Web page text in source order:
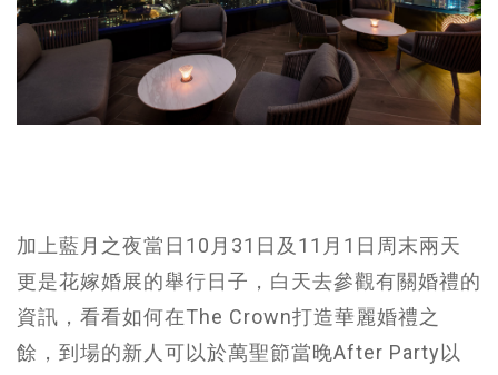
加上藍月之夜當日10月31日及11月1日周末兩天
更是花嫁婚展的舉行日子，白天去參觀有關婚禮的
資訊，看看如何在The Crown打造華麗婚禮之
餘，到場的新人可以於萬聖節當晚After Party以